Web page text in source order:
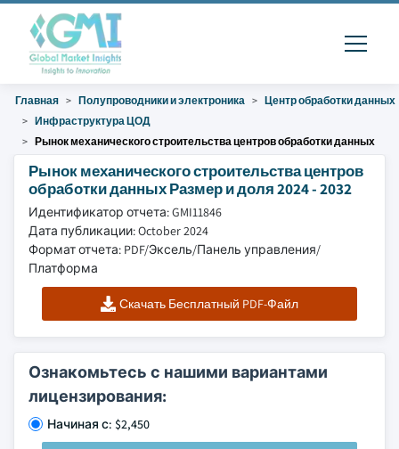
Главная Полупроводники и электроника
Центр обработки данных
Инфраструктура ЦОД
Рынок механического строительства центров обработки данных
Рынок механического строительства центров
обработки данных Размер и доля 2024 - 2032
Идентификатор отчета: GMI11846
Дата публикации: October 2024
Формат отчета: PDF/Эксель/Панель управления/
Платформа
Скачать Бесплатный PDF-Файл
Ознакомьтесь с нашими вариантами
лицензирования:
Начиная с: $2,450